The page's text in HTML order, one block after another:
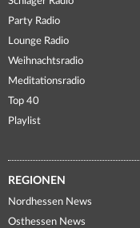
Party Radio
Lounge Radio
Weihnachtsradio
Meditationsradio
Top 40
Playlist
REGIONEN
Nordhessen News
Osthessen News